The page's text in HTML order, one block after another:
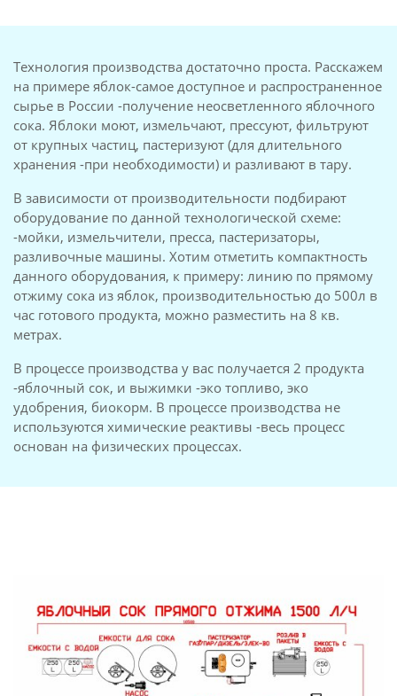
Технология производства достаточно проста. Расскажем
на примере яблок-самое доступное и распространенное
сырье в России -получение неосветленного яблочного
сока. Яблоки моют, измельчают, прессуют, фильтруют
от крупных частиц, пастеризуют (для длительного
хранения -при необходимости) и разливают в тару.
В зависимости от производительности подбирают
оборудование по данной технологической схеме:
-мойки, измельчители, пресса, пастеризаторы,
разливочные машины. Хотим отметить компактность
данного оборудования, к примеру: линию по прямому
отжиму сока из яблок, производительностью до 500л в
час готового продукта, можно разместить на 8 кв.
метрах.
В процессе производства у вас получается 2 продукта
-яблочный сок, и выжимки -эко топливо, эко
удобрения, биокорм. В процессе производства не
используются химические реактивы -весь процесс
основан на физических процессах.